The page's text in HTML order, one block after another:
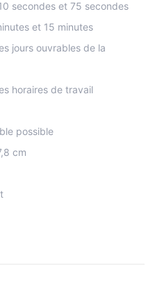
secondes et 75 secondes
et 15 minutes
jours ouvrables de la
horaires de travail
possible
cm